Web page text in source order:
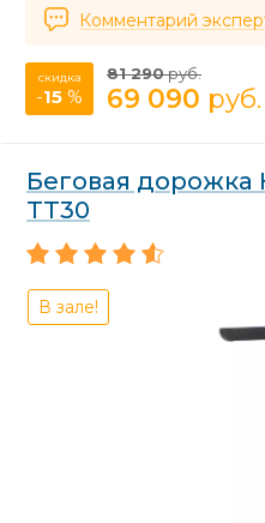
Комментарий
скидка
-15 %
81 290руб.
69 090 руб.
Беговая дорожка
ТТ30
В зале!